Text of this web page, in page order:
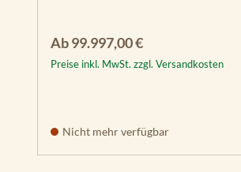
Regulärer Preis:
Ab99.997,00 €
Preise inkl. MwSt. zzgl. Versandkosten
Nicht mehr verfügbar